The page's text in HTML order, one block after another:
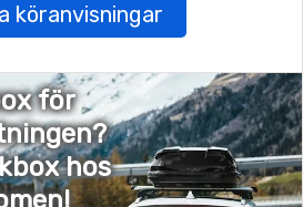
köranvisningar
för
hos